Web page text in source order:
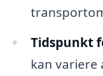
Tidspunkt
kan